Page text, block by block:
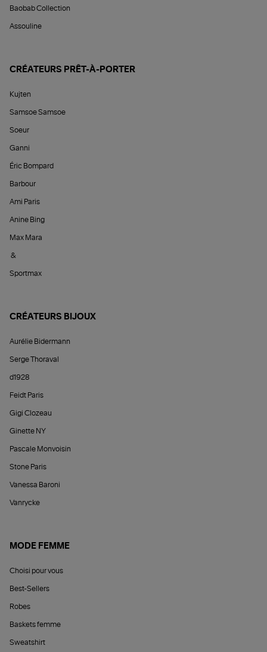
Baobab Collection
Assouline
CRÉATEURS PRÊT-À-PORTER
Kujten
Samsoe Samsoe
Soeur
Ganni
Éric Bompard
Barbour
Ami Paris
Anine Bing
Max Mara
&
Sportmax
CRÉATEURS BIJOUX
Aurélie Bidermann
Serge Thoraval
d1928
Feidt Paris
Gigi Clozeau
Ginette NY
Pascale Monvoisin
Stone Paris
Vanessa Baroni
Vanrycke
MODE FEMME
Choisi pour vous
Best-Sellers
Robes
Baskets femme
Sweatshirt